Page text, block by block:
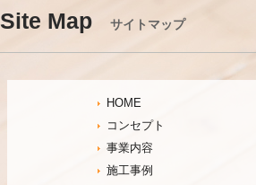
Site Map サイトマップ
HOME
コンセプト
事業内容
施工事例